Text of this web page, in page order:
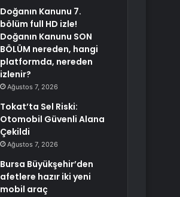
Doğanın Kanunu 7.
bölüm full HD izle!
Doğanın Kanunu SON
BÖLÜM nereden, hangi
platformda, nereden
izlenir?
Ağustos 7, 2026
Tokat’ta Sel Riski:
Otomobil Güvenli Alana
Çekildi
Ağustos 7, 2026
Bursa Büyükşehir’den
afetlere hazır iki yeni
mobil araç